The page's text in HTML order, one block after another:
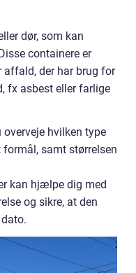
dør, som kan
containere er
affald, der har brug for
fx asbest eller farlige
overveje hvilken type
samt størrelsen
kan hjælpe dig med
og sikre, at den